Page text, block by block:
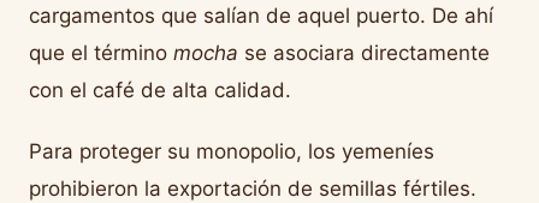
cargamentos que salían de aquel puerto. De ahí
que el término mocha se asociara directamente
con el café de alta calidad.
Para proteger su monopolio, los yemeníes
prohibieron la exportación de semillas fértiles.